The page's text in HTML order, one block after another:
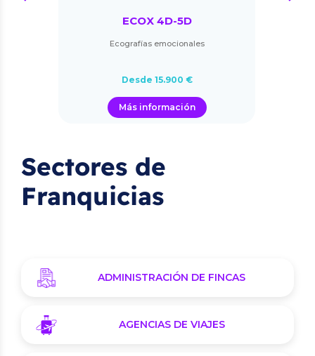
ECOX 4D-5D
Ecografías emocionales
Desde 15.900 €
Más información
Sectores de
Franquicias
ADMINISTRACIÓN DE FINCAS
AGENCIAS DE VIAJES